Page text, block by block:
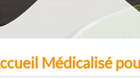
Médicalisé